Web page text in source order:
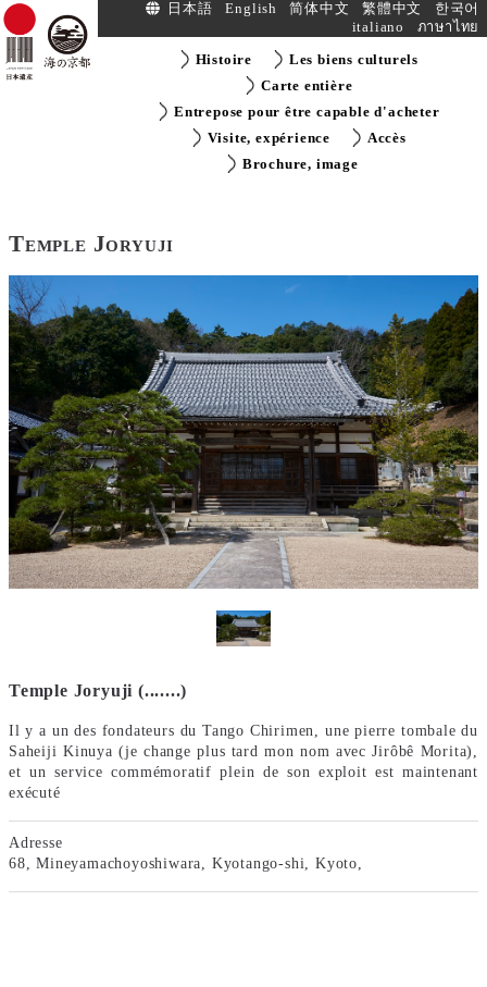
日本語 English 简体中文 繁體中文
한국어
italiano
ภาษาไทย
Histoire
Les biens culturels
Carte entière
Entrepose pour être capable d'acheter
Visite, expérience
Accès
Brochure, image
Temple Joryuji
Temple Joryuji (.......)
Il y a un des fondateurs du Tango Chirimen, une pierre tombale du
Saheiji Kinuya (je change plus tard mon nom avec Jirôbê Morita),
et un service commémoratif plein de son exploit est maintenant
exécuté
Adresse
68, Mineyamachoyoshiwara, Kyotango-shi, Kyoto,